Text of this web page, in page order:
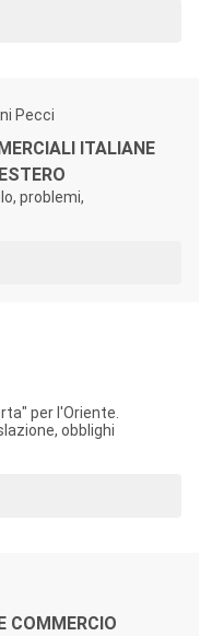
Pecci
ITALIANE
problemi,
per l'Oriente.
obblighi
COMMERCIO